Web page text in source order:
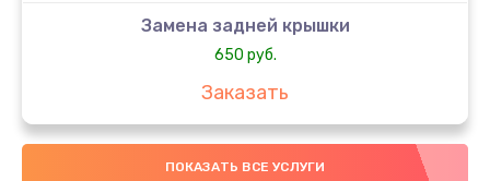
Замена задней крышки
650 руб.
Заказать
Замена аккумулятора
4000 руб.
ПОКАЗАТЬ ВСЕ УСЛУГИ